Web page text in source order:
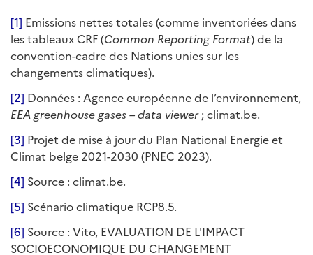
[1] Emissions nettes totales (comme inventoriées dans
les tableaux CRF (Common Reporting Format) de la
convention-cadre des Nations unies sur les
changements climatiques).
[2] Données : Agence européenne de l’environnement,
EEA greenhouse gases – data viewer; climat.be.
[3] Projet de mise à jour du Plan National Energie et
Climat belge 2021-2030 (PNEC 2023).
[4] Source : climat.be.
[5] Scénario climatique RCP8.5.
[6] Source : Vito, EVALUATION DE L'IMPACT
SOCIOECONOMIQUE DU CHANGEMENT